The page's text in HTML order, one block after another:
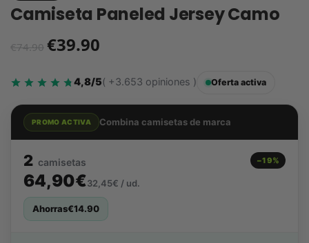
Camiseta Paneled Jersey Camo
€74.90 €39.90
4,8/5( +3.653 opiniones ) Oferta activa
PROMO ACTIVA Combina camisetas de marca
2 camisetas −19%
64,90€32,45€ / ud.
Ahorras€14.90